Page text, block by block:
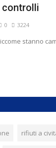
0 3224
stanno
rifiuti a